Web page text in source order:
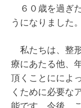
６０歳を過ぎ
うになりました。
私たちは、整
療にあたる他、
頂くことにによ
くために必要な
能です。今後、